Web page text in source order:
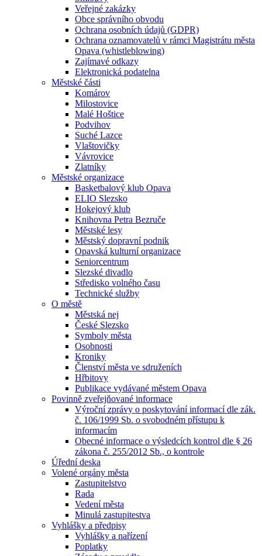
Veřejné zakázky
Obce správního obvodu
Ochrana osobních údajů (GDPR)
Ochrana oznamovatelů v rámci Magistrátu města
Opava (whistleblowing)
Zajímavé odkazy
Elektronická podatelna
Městské části
Komárov
Milostovice
Malé Hoštice
Podvihov
Suché Lazce
Vlaštovičky
Vávrovice
Zlatníky
Městské organizace
Basketbalový klub Opava
ELIO Slezsko
Hokejový klub
Knihovna Petra Bezruče
Městské lesy
Městský dopravní podnik
Opavská kulturní organizace
Seniorcentrum
Slezské divadlo
Středisko volného času
Technické služby
O městě
Městská nej
České Slezsko
Symboly města
Osobnosti
Kroniky
Členství města ve sdruženích
Hřbitovy
Publikace vydávané městem Opava
Povinně zveřejňované informace
Výroční zprávy o poskytování informací dle zák.
č. 106/1999 Sb. o svobodném přístupu k
informacím
Obecné informace o výsledcích kontrol dle § 26
zákona č. 255/2012 Sb., o kontrole
Úřední deska
Volené orgány města
Zastupitelstvo
Rada
Vedení města
Minulá zastupitestva
Vyhlášky a předpisy
Vyhlášky a nařízení
Poplatky